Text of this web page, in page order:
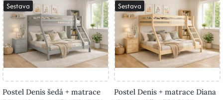
Sestava
Postel Denis šedá + matrace
Sestava
Postel Denis + matrace Diana